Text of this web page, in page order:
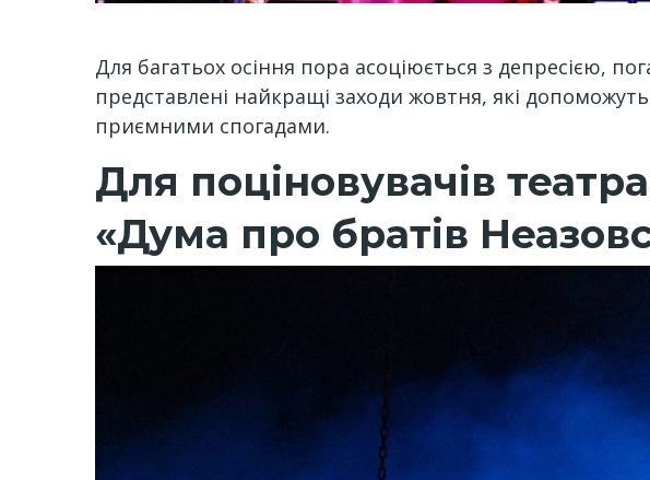
Для багатьох осіння пора асоціюється з депресією,
представлені найкращі заходи жовтня, які
приємними спогадами.
Для поціновувачів
«Дума про братів